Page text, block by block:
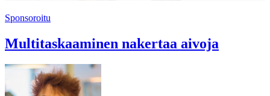
Sponsoroitu
Multitaskaaminen nakertaa aivoja